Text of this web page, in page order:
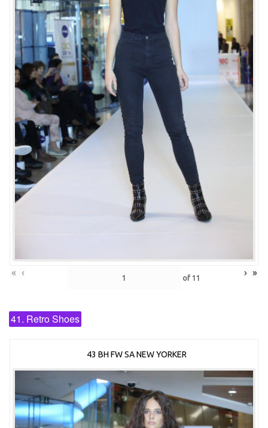
« ‹ of 11 › »
41. Retro Shoes
43 BH FW SA NEW YORKER